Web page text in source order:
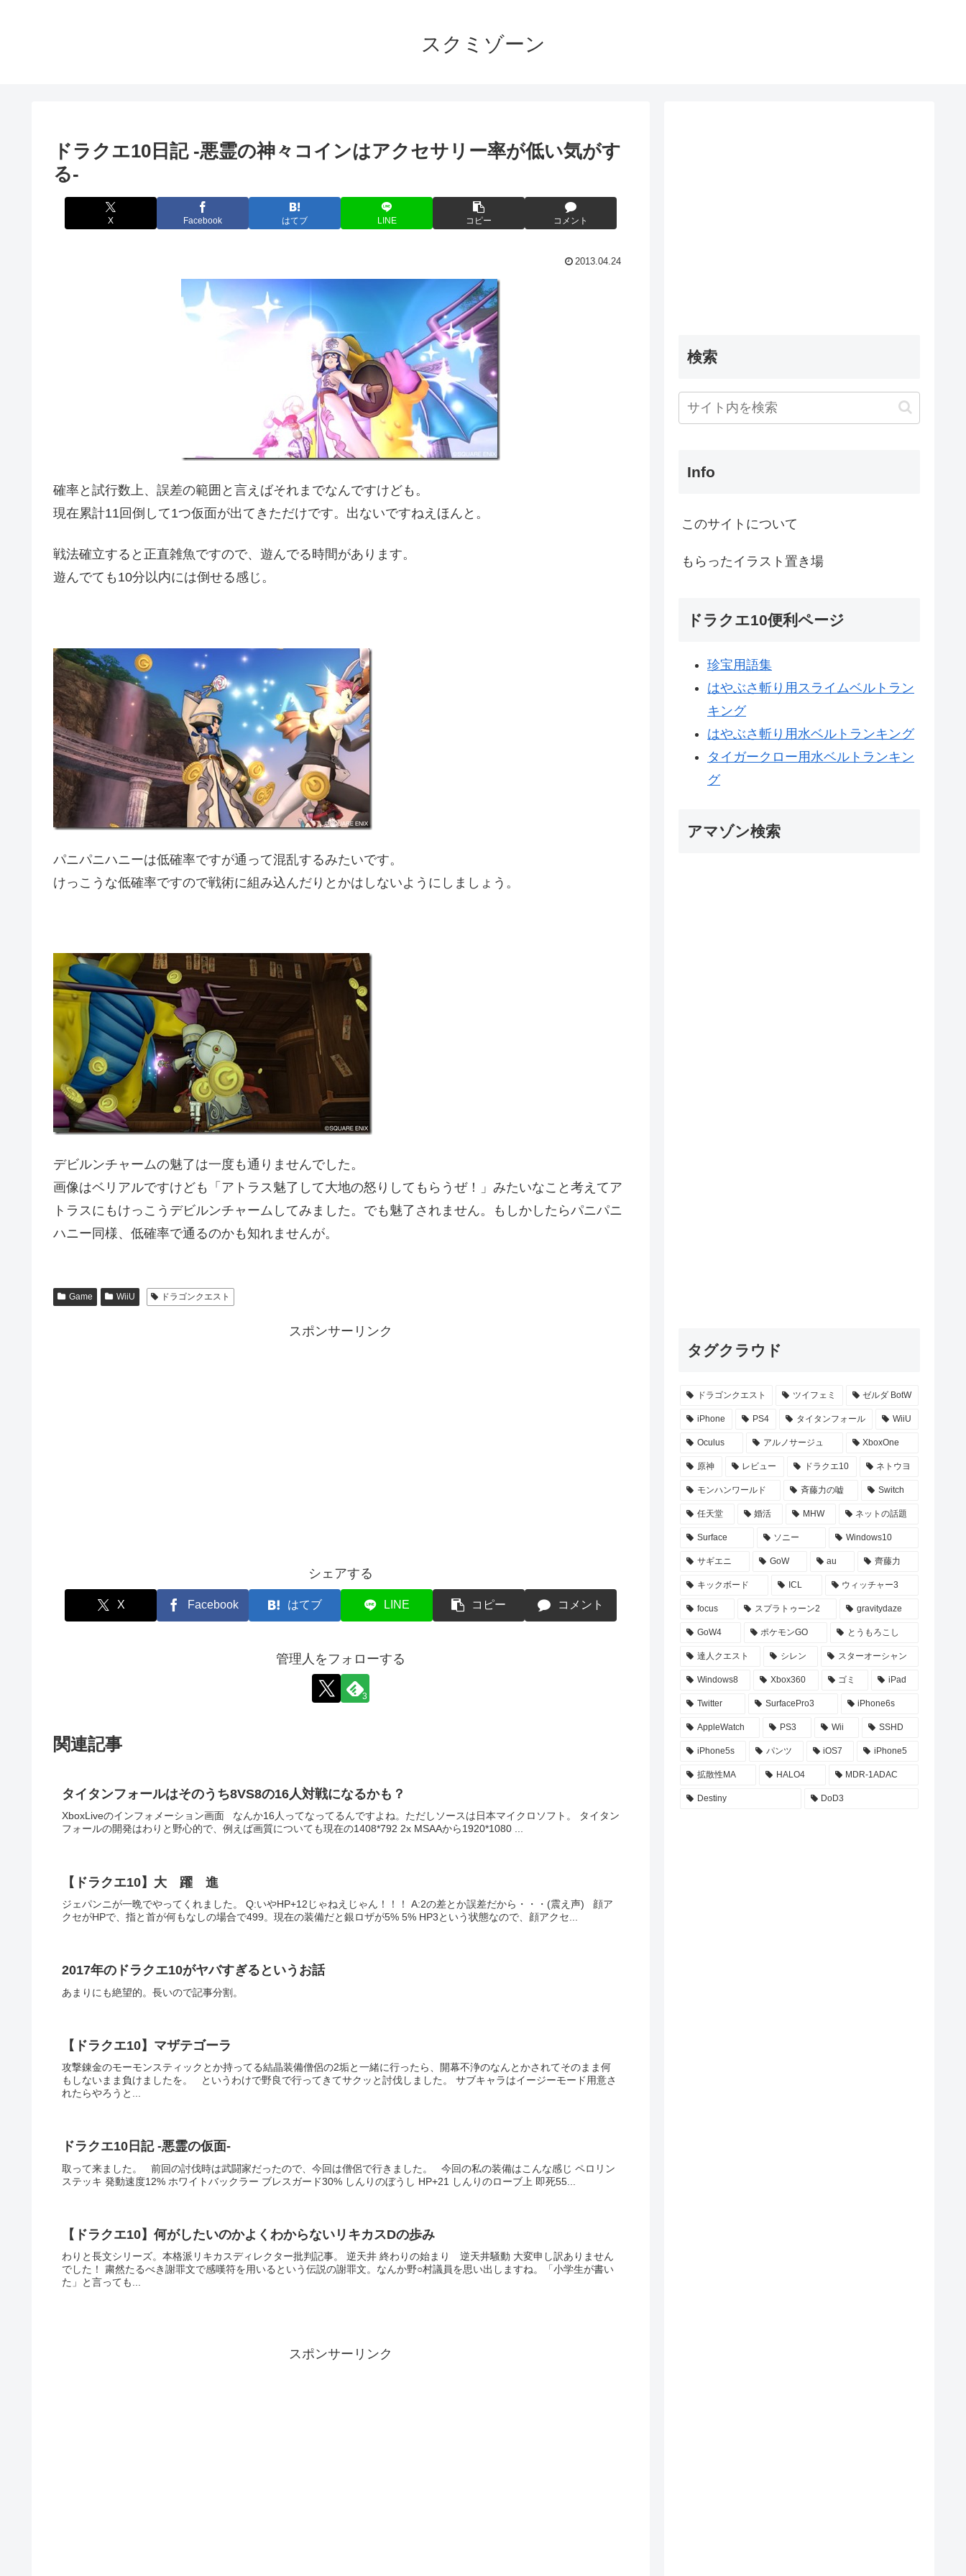
スクミゾーン
ドラクエ10日記 -悪霊の神々コインはアクセサリー率が低い気がす
る-
X Facebook はてブ LINE コピー コメント
2013.04.24
確率と試行数上、誤差の範囲と言えばそれまでなんですけども。
現在累計11回倒して1つ仮面が出てきただけです。出ないですねえほんと。
戦法確立すると正直雑魚ですので、遊んでる時間があります。
遊んでても10分以内には倒せる感じ。
パニパニハニーは低確率ですが通って混乱するみたいです。
けっこうな低確率ですので戦術に組み込んだりとかはしないようにしましょう。
デビルンチャームの魅了は一度も通りませんでした。
画像はベリアルですけども「アトラス魅了して大地の怒りしてもらうぜ！」みたいなこと考えてア
トラスにもけっこうデビルンチャームしてみました。でも魅了されません。もしかしたらパニパニ
ハニー同様、低確率で通るのかも知れませんが。
Game WiiU ドラゴンクエスト
スポンサーリンク
シェアする
X Facebook はてブ LINE コピー コメント
管理人をフォローする
3
関連記事
タイタンフォールはそのうち8VS8の16人対戦になるかも？
XboxLiveのインフォメーション画面 なんか16人ってなってるんですよね。ただしソースは日本マイクロソフト。 タイタン
フォールの開発はわりと野心的で、例えば画質についても現在の1408*792 2x MSAAから1920*1080 ...
【ドラクエ10】大 躍 進
ジェパンニが一晩でやってくれました。 Q:いやHP+12じゃねえじゃん！！！ A:2の差とか誤差だから・・・(震え声) 顔ア
クセがHPで、指と首が何もなしの場合で499。現在の装備だと銀ロザが5% 5% HP3という状態なので、顔アクセ...
2017年のドラクエ10がヤバすぎるというお話
あまりにも絶望的。長いので記事分割。
【ドラクエ10】マザテゴーラ
攻撃錬金のモーモンスティックとか持ってる結晶装備僧侶の2垢と一緒に行ったら、開幕不浄のなんとかされてそのまま何
もしないまま負けましたを。 というわけで野良で行ってきてサクッと討伐しました。 サブキャラはイージーモード用意さ
れたらやろうと...
ドラクエ10日記 -悪霊の仮面-
取って来ました。 前回の討伐時は武闘家だったので、今回は僧侶で行きました。 今回の私の装備はこんな感じ ペロリン
ステッキ 発動速度12% ホワイトバックラー ブレスガード30% しんりのぼうし HP+21 しんりのローブ上 即死55...
【ドラクエ10】何がしたいのかよくわからないリキカスDの歩み
わりと長文シリーズ。本格派リキカスディレクター批判記事。 逆天井 終わりの始まり 逆天井騒動 大変申し訳ありません
でした！ 粛然たるべき謝罪文で感嘆符を用いるという伝説の謝罪文。なんか野○村議員を思い出しますね。「小学生が書い
た」と言っても...
スポンサーリンク
検索
Info
このサイトについて
もらったイラスト置き場
ドラクエ10便利ページ
珍宝用語集
はやぶさ斬り用スライムベルトラン
キング
はやぶさ斬り用水ベルトランキング
タイガークロー用水ベルトランキン
グ
アマゾン検索
タグクラウド
ドラゴンクエスト ツイフェミ ゼルダ BotW
iPhone PS4 タイタンフォール WiiU
Oculus アルノサージュ XboxOne
原神 レビュー ドラクエ10 ネトウヨ
モンハンワールド 斉藤力の嘘 Switch
任天堂 婚活 MHW ネットの話題
Surface ソニー Windows10
サギエニ GoW au 齊藤力
キックボード ICL ウィッチャー3
focus スプラトゥーン2 gravitydaze
GoW4 ポケモンGO とうもろこし
達人クエスト シレン スターオーシャン
Windows8 Xbox360 ゴミ iPad
Twitter SurfacePro3 iPhone6s
AppleWatch PS3 Wii SSHD
iPhone5s パンツ iOS7 iPhone5
拡散性MA HALO4 MDR-1ADAC
Destiny DoD3